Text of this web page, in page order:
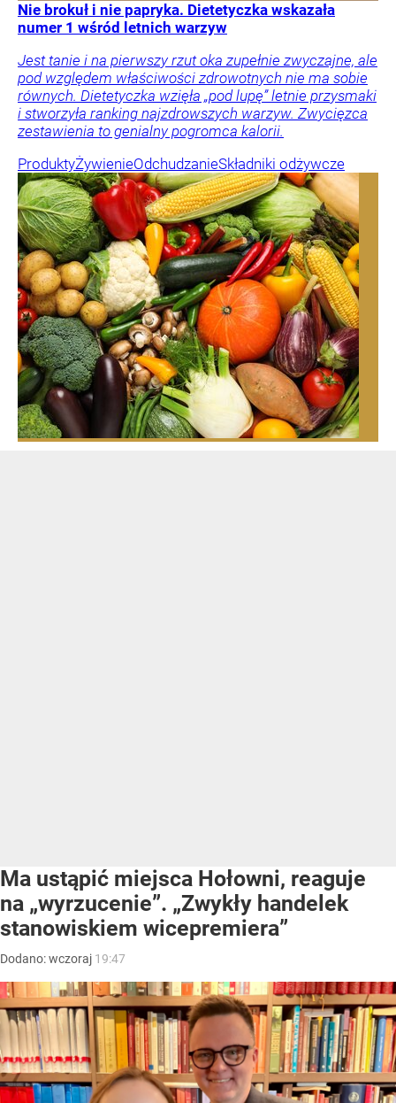
Nie brokuł i nie papryka. Dietetyczka wskazała
numer 1 wśród letnich warzyw
Jest tanie i na pierwszy rzut oka zupełnie zwyczajne, ale
pod względem właściwości zdrowotnych nie ma sobie
równych. Dietetyczka wzięła „pod lupę” letnie przysmaki
i stworzyła ranking najzdrowszych warzyw. Zwycięzca
zestawienia to genialny pogromca kalorii.
ProduktyŻywienieOdchudzanieSkładniki odżywcze
Ma ustąpić miejsca Hołowni, reaguje
na „wyrzucenie”. „Zwykły handelek
stanowiskiem wicepremiera”
Dodano:wczoraj 19:47